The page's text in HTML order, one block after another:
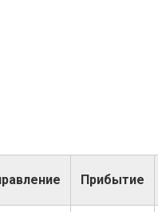
Прибытие